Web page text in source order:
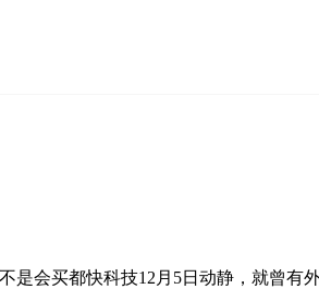
会买都快科技12月5日动静，就曾有